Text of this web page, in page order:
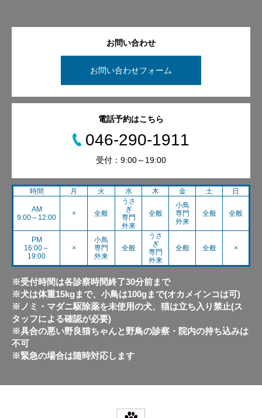
お問い合わせ
お問い合わせフォーム
電話予約はこちら
046-290-1911
受付：9:00～19:00
時間 月 火 水 木 金 土 日
AM
9:00～12:00
× 全般
うさ
ぎ
専門
外来
全般
小鳥
専門
外来
全般 全般
PM
16:00～
19:00
×
小鳥
専門
外来
全般
うさ
ぎ
専門
外来
全般 全般 ×
※受付時間は各診察時間終了30分前まで
※犬は体重15kgまで、小鳥は100gまで(オカメインコは可)
※ノミ・マダニ駆除薬を未使用の犬、猫は立ち入り禁止(ス
タッフによる確認が必要)
※具合の悪い野良猫ちゃんと野鳥の診察・院内の持ち込みは
不可
※緊急の場合は随時対応します